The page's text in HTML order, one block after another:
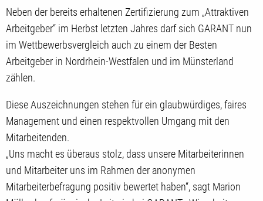
Neben der bereits erhaltenen Zertifizierung zum „Attraktiven
Arbeitgeber“ im Herbst letzten Jahres darf sich GARANT nun
im Wettbewerbsvergleich auch zu einem der Besten
Arbeitgeber in Nordrhein-Westfalen und im Münsterland
zählen.
Diese Auszeichnungen stehen für ein glaubwürdiges, faires
Management und einen respektvollen Umgang mit den
Mitarbeitenden.
„Uns macht es überaus stolz, dass unsere Mitarbeiterinnen
und Mitarbeiter uns im Rahmen der anonymen
Mitarbeiterbefragung positiv bewertet haben“, sagt Marion